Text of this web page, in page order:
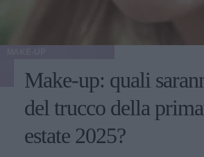
Make-up: quali
del trucco della
estate 2025?